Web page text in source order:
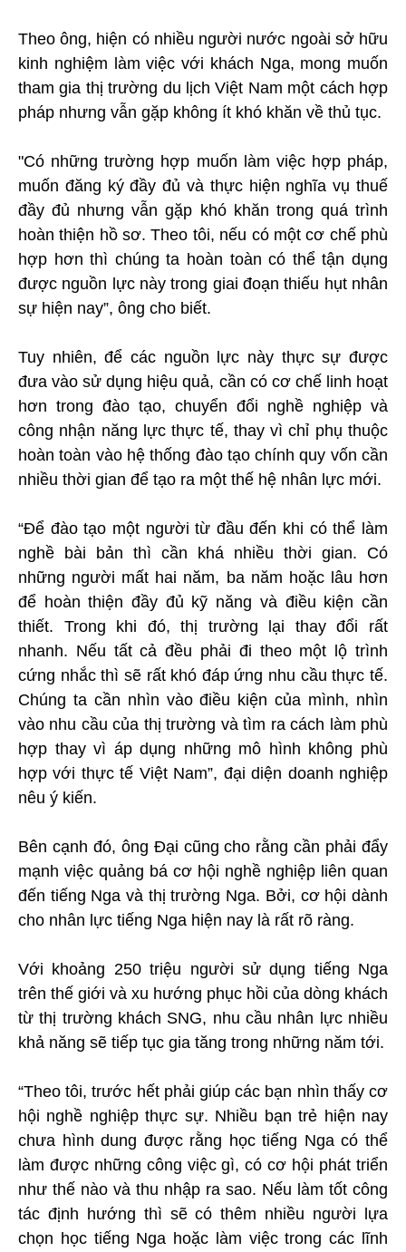
Theo ông, hiện có nhiều người nước ngoài sở hữu
kinh nghiệm làm việc với khách Nga, mong muốn
tham gia thị trường du lịch Việt Nam một cách hợp
pháp nhưng vẫn gặp không ít khó khăn về thủ tục.
"Có những trường hợp muốn làm việc hợp pháp,
muốn đăng ký đầy đủ và thực hiện nghĩa vụ thuế
đầy đủ nhưng vẫn gặp khó khăn trong quá trình
hoàn thiện hồ sơ. Theo tôi, nếu có một cơ chế phù
hợp hơn thì chúng ta hoàn toàn có thể tận dụng
được nguồn lực này trong giai đoạn thiếu hụt nhân
sự hiện nay”, ông cho biết.
Tuy nhiên, để các nguồn lực này thực sự được
đưa vào sử dụng hiệu quả, cần có cơ chế linh hoạt
hơn trong đào tạo, chuyển đổi nghề nghiệp và
công nhận năng lực thực tế, thay vì chỉ phụ thuộc
hoàn toàn vào hệ thống đào tạo chính quy vốn cần
nhiều thời gian để tạo ra một thế hệ nhân lực mới.
“Để đào tạo một người từ đầu đến khi có thể làm
nghề bài bản thì cần khá nhiều thời gian. Có
những người mất hai năm, ba năm hoặc lâu hơn
để hoàn thiện đầy đủ kỹ năng và điều kiện cần
thiết. Trong khi đó, thị trường lại thay đổi rất
nhanh. Nếu tất cả đều phải đi theo một lộ trình
cứng nhắc thì sẽ rất khó đáp ứng nhu cầu thực tế.
Chúng ta cần nhìn vào điều kiện của mình, nhìn
vào nhu cầu của thị trường và tìm ra cách làm phù
hợp thay vì áp dụng những mô hình không phù
hợp với thực tế Việt Nam”, đại diện doanh nghiệp
nêu ý kiến.
Bên cạnh đó, ông Đại cũng cho rằng cần phải đẩy
mạnh việc quảng bá cơ hội nghề nghiệp liên quan
đến tiếng Nga và thị trường Nga. Bởi, cơ hội dành
cho nhân lực tiếng Nga hiện nay là rất rõ ràng.
Với khoảng 250 triệu người sử dụng tiếng Nga
trên thế giới và xu hướng phục hồi của dòng khách
từ thị trường khách SNG, nhu cầu nhân lực nhiều
khả năng sẽ tiếp tục gia tăng trong những năm tới.
“Theo tôi, trước hết phải giúp các bạn nhìn thấy cơ
hội nghề nghiệp thực sự. Nhiều bạn trẻ hiện nay
chưa hình dung được rằng học tiếng Nga có thể
làm được những công việc gì, có cơ hội phát triển
như thế nào và thu nhập ra sao. Nếu làm tốt công
tác định hướng thì sẽ có thêm nhiều người lựa
chọn học tiếng Nga hoặc làm việc trong các lĩnh